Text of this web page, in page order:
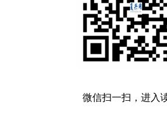
微信扫一扫，进入